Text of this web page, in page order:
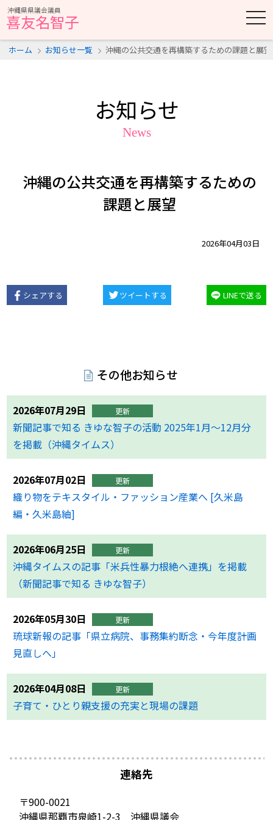
沖縄県県議会議員
喜友名智子
t
o
g
l
ホーム お知らせ一覧 沖縄の公共交通を再構築するための課題と展望
お知らせ
News
沖縄の公共交通を再構築するための
課題と展望
2026年04月03日
シェアする ツイートする LINEで送る
その他お知らせ
2026年07月29日 更新
新聞記事で知る きゆな智子の活動 2025年1月〜12月分
を掲載（沖縄タイムス）
2026年07月02日 更新
織り物をテキスタイル・ファッション産業へ [久米島
編・久米島紬]
2026年06月25日 更新
沖縄タイムスの記事「米兵性暴力根絶へ連携」を掲載
（新聞記事で知る きゆな智子）
2026年05月30日 更新
琉球新報の記事「県立病院、事務集約断念・今年度計画
見直しへ」
2026年04月08日 更新
子育て・ひとり親支援の充実と現場の課題
連絡先
〒900-0021
沖縄県那覇市泉崎1-2-3 沖縄県議会